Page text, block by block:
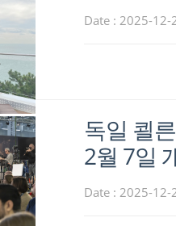
Date : 2025-12-
독일 쾰
2월 7일
Date : 2025-12-